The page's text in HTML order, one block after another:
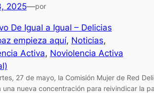
2025—por
De Igual a Igual – Delicias
empieza aquí, Noticias
Activa, Noviolencia Activa
27 de mayo, la Comisión Mujer de Red
una nueva concentración para reivindicar la